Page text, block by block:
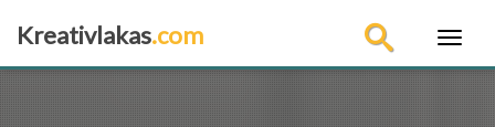
Kreativlakas.com